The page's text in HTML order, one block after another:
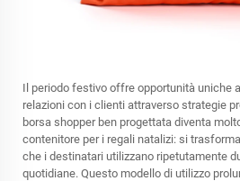
Il periodo festivo offre opportunità uniche
relazioni con i clienti attraverso strategie
borsa shopper ben progettata diventa
contenitore per i regali natalizi: si
che i destinatari utilizzano ripetutamente
quotidiane. Questo modello di utilizzo